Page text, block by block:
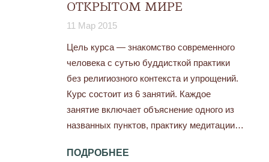
ОТКРЫТОМ МИРЕ
11 Мар 2015
Цель курса — знакомство современного
человека с сутью буддисткой практики
без религиозного контекста и упрощений.
Курс состоит из 6 занятий. Каждое
занятие включает объяснение одного из
названных пунктов, практику медитации…
ПОДРОБНЕЕ